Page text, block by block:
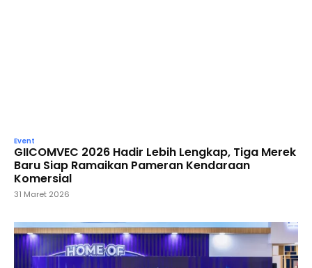
Event
GIICOMVEC 2026 Hadir Lebih Lengkap, Tiga Merek
Baru Siap Ramaikan Pameran Kendaraan
Komersial
31 Maret 2026